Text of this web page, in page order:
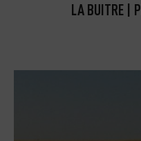
LA BUITRE |